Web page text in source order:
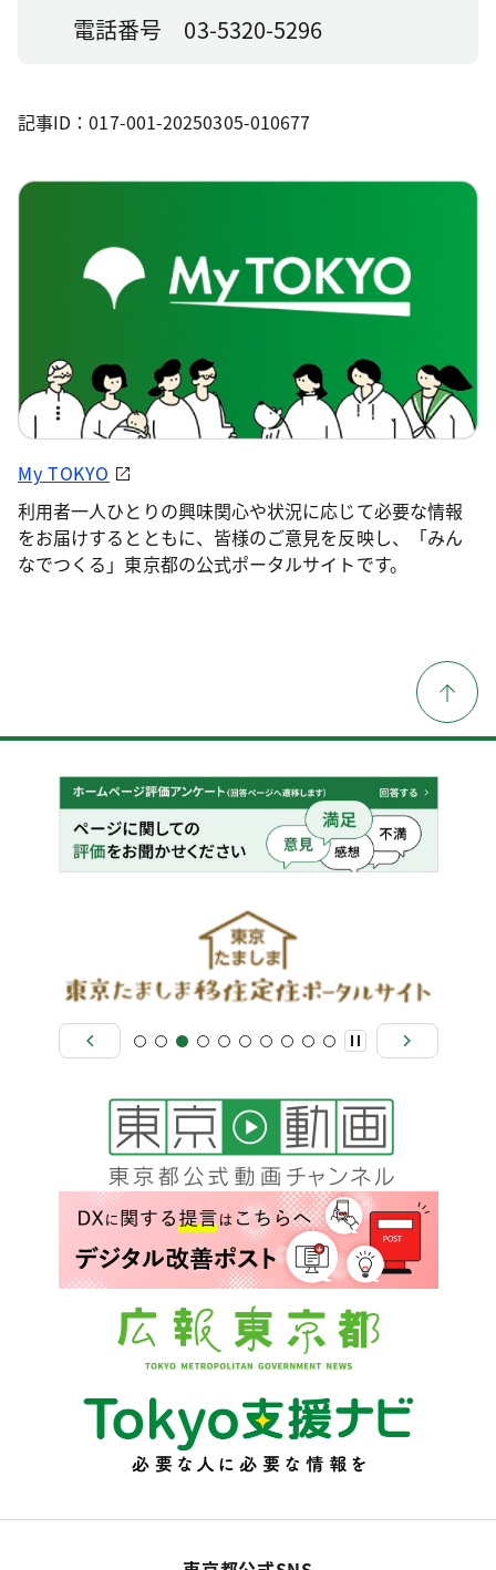
電話番号 03-5320-5296
記事ID：017-001-20250305-010677
My TOKYO
利用者一人ひとりの興味関心や状況に応じて必要な情報
をお届けするとともに、皆様のご意見を反映し、「みん
なでつくる」東京都の公式ポータルサイトです。